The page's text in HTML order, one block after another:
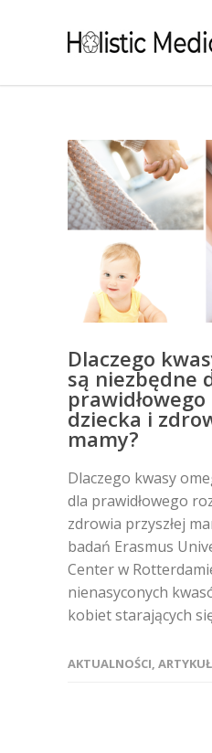
Dlaczego
są niezbędne
dziecka i
mamy?
Dlaczego kwasy
dla prawidłowego
zdrowia przyszłej
badań Erasmus
Center w
nienasyconych
kobiet starających
AKTUALNOŚCI,